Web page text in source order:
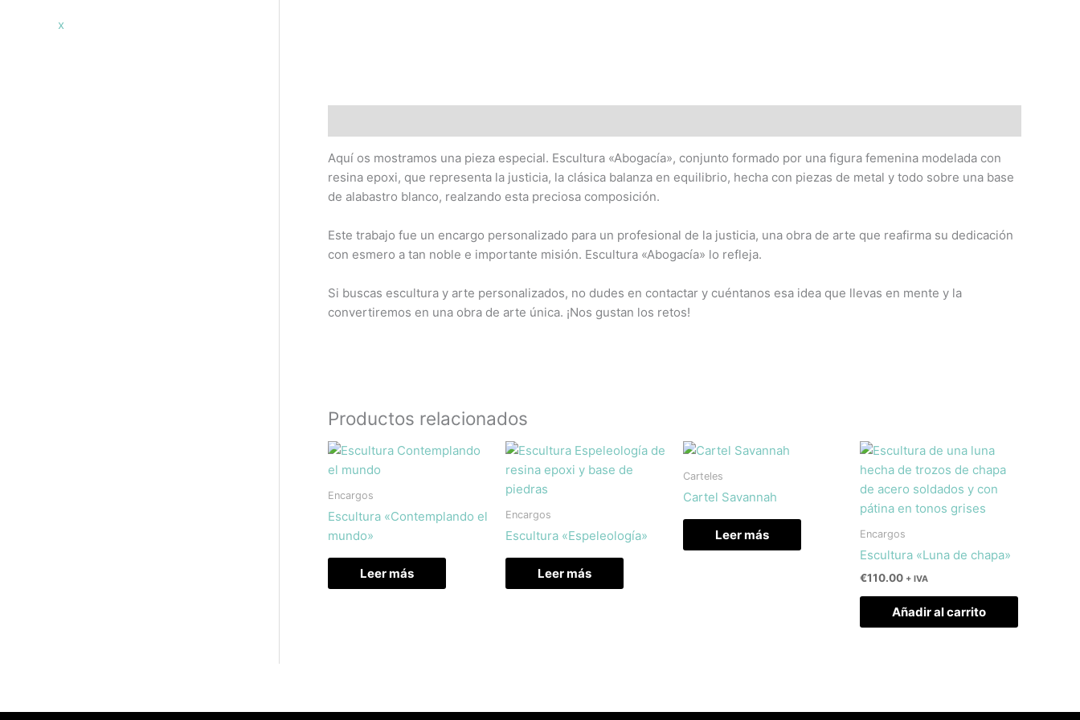
x
Aquí os mostramos una pieza especial. Escultura «Abogacía», conjunto formado por una figura femenina modelada con
resina epoxi, que representa la justicia, la clásica balanza en equilibrio, hecha con piezas de metal y todo sobre una base
de alabastro blanco, realzando esta preciosa composición.
Este trabajo fue un encargo personalizado para un profesional de la justicia, una obra de arte que reafirma su dedicación
con esmero a tan noble e importante misión. Escultura «Abogacía» lo refleja.
Si buscas escultura y arte personalizados, no dudes en contactar y cuéntanos esa idea que llevas en mente y la
convertiremos en una obra de arte única. ¡Nos gustan los retos!
Productos relacionados
Encargos
Escultura «Contemplando el
mundo»
Leer más
Encargos
Escultura «Espeleología»
Leer más
Carteles
Cartel Savannah
Leer más Encargos
Escultura «Luna de chapa»
€110.00 + IVA
Añadir al carrito